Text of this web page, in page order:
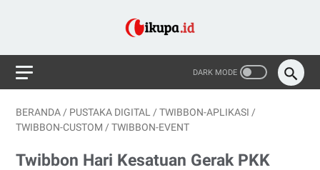
BERANDA / PUSTAKA DIGITAL / TWIBBON-APLIKASI /
TWIBBON-CUSTOM / TWIBBON-EVENT
Twibbon Hari Kesatuan Gerak PKK